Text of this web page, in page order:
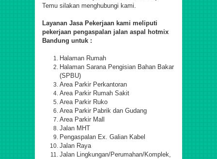
Temu silakan menghubungi kami.
Layanan Jasa Pekerjaan kami meliputi
pekerjaan pengaspalan jalan aspal hotmix
Bandung untuk :
Halaman Rumah
Halaman Sarana Pengisian Bahan Bakar
(SPBU)
Area Parkir Perkantoran
Area Parkir Rumah Sakit
Area Parkir Ruko
Area Parkir Pabrik dan Gudang
Area Parkir Mall
Jalan MHT
Pengaspalan Ex. Galian Kabel
Jalan Raya
Jalan Lingkungan/Perumahan/Komplek,